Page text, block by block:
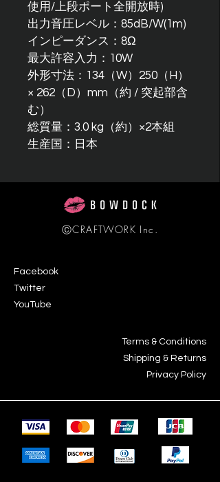
使用/上段ポート全開放時)
出力音圧レベル：85dB/W(1m)
インピーダンス：8Ω
最大許容入力：10W
外形寸法：134（W）250（H）
× 262（D）mm（約 / 突起部含
む）
総質量：3.0 kg（約）×2本組
生産国：日本
ⒸCRAFTWORK Inc.
Facebook
Twitter
YouTube
Terms & Conditions
Shipping & Returns
Privacy Policy